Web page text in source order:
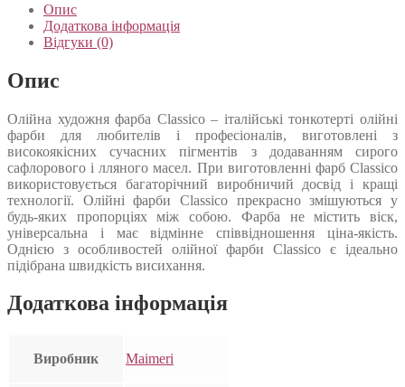
Опис
Додаткова інформація
Відгуки (0)
Опис
Олійна художня фарба Classico – італійські тонкотерті олійні
фарби для любителів і професіоналів, виготовлені з
високоякісних сучасних пігментів з додаванням сирого
сафлорового і лляного масел. При виготовленні фарб Classico
використовується багаторічний виробничий досвід і кращі
технології. Олійні фарби Classico прекрасно змішуються у
будь-яких пропорціях між собою. Фарба не містить віск,
універсальна і має відмінне співвідношення ціна-якість.
Однією з особливостей олійної фарби Classico є ідеально
підібрана швидкість висихання.
Додаткова інформація
Виробник Maimeri